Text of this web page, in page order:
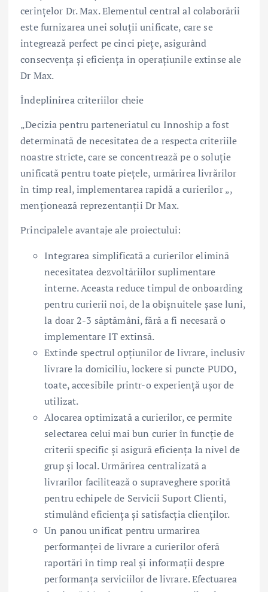
cerințelor Dr. Max. Elementul central al colaborării
este furnizarea unei soluții unificate, care se
integrează perfect pe cinci piețe, asigurând
consecvența și eficiența în operațiunile extinse ale
Dr Max.
Îndeplinirea criteriilor cheie
„Decizia pentru parteneriatul cu Innoship a fost
determinată de necesitatea de a respecta criteriile
noastre stricte, care se concentrează pe o soluție
unificată pentru toate piețele, urmărirea livrărilor
în timp real, implementarea rapidă a curierilor „,
menționează reprezentanții Dr Max.
Principalele avantaje ale proiectului:
Integrarea simplificată a curierilor elimină
necesitatea dezvoltăriilor suplimentare
interne. Aceasta reduce timpul de onboarding
pentru curierii noi, de la obișnuitele șase luni,
la doar 2-3 săptămâni, fără a fi necesară o
implementare IT extinsă.
Extinde spectrul opțiunilor de livrare, inclusiv
livrare la domiciliu, lockere si puncte PUDO,
toate, accesibile printr-o experiență ușor de
utilizat.
Alocarea optimizată a curierilor, ce permite
selectarea celui mai bun curier în funcție de
criterii specific și asigură eficiența la nivel de
grup și local. Urmărirea centralizată a
livrarilor facilitează o supraveghere sporită
pentru echipele de Servicii Suport Clienti,
stimulând eficiența și satisfacția clienților.
Un panou unificat pentru urmarirea
performanței de livrare a curierilor oferă
raportări în timp real și informații despre
performanța serviciilor de livrare. Efectuarea